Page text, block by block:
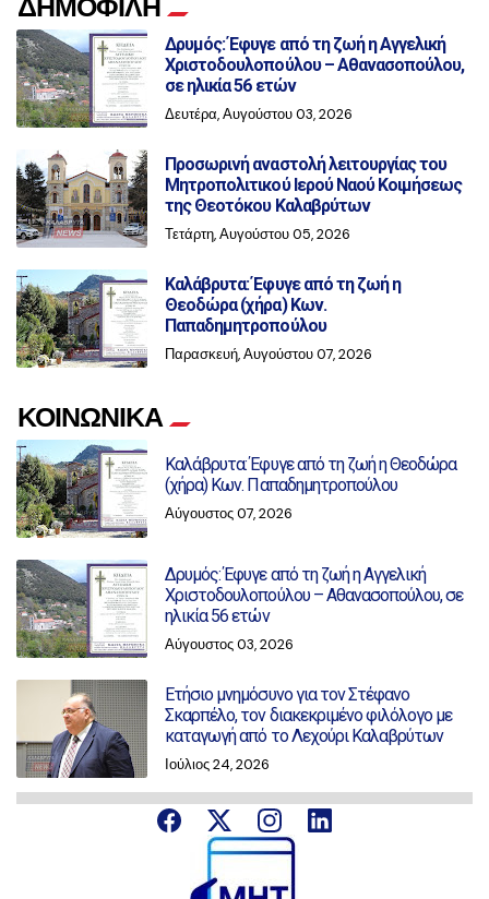
Δρυμός: Έφυγε από τη ζωή η Αγγελική
Χριστοδουλοπούλου – Αθανασοπούλου,
σε ηλικία 56 ετών
Δευτέρα, Αυγούστου 03, 2026
Προσωρινή αναστολή λειτουργίας του
Μητροπολιτικού Ιερού Ναού Κοιμήσεως
της Θεοτόκου Καλαβρύτων
Τετάρτη, Αυγούστου 05, 2026
Καλάβρυτα: Έφυγε από τη ζωή η
Θεοδώρα (χήρα) Κων.
Παπαδημητροπούλου
Παρασκευή, Αυγούστου 07, 2026
ΚΟΙΝΩΝΙΚΑ
Καλάβρυτα: Έφυγε από τη ζωή η Θεοδώρα
(χήρα) Κων. Παπαδημητροπούλου
Αύγουστος 07, 2026
Δρυμός: Έφυγε από τη ζωή η Αγγελική
Χριστοδουλοπούλου – Αθανασοπούλου, σε
ηλικία 56 ετών
Αύγουστος 03, 2026
Ετήσιο μνημόσυνο για τον Στέφανο
Σκαρπέλο, τον διακεκριμένο φιλόλογο με
καταγωγή από το Λεχούρι Καλαβρύτων
Ιούλιος 24, 2026